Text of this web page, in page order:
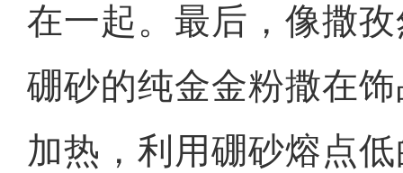
在一起。最后，像撒
硼砂的纯金金粉撒在
加热，利用硼砂熔点